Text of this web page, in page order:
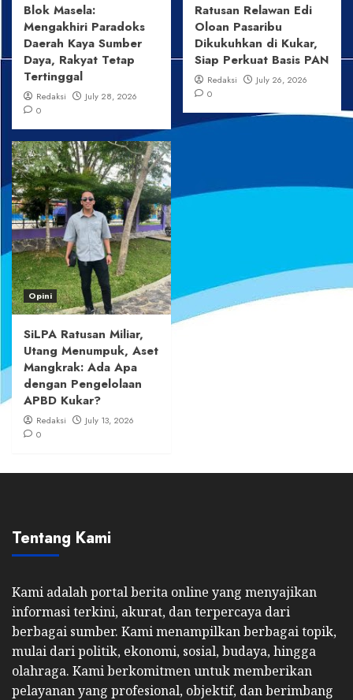
Blok Masela:
Mengakhiri Paradoks
Daerah Kaya Sumber
Daya, Rakyat Tetap
Tertinggal
Redaksi
July 28, 2026
0
Ratusan Relawan Edi
Oloan Pasaribu
Dikukuhkan di Kukar,
Siap Perkuat Basis PAN
Redaksi
July 26, 2026
0
Opini
SiLPA Ratusan Miliar,
Utang Menumpuk, Aset
Mangkrak: Ada Apa
dengan Pengelolaan
APBD Kukar?
Redaksi
July 13, 2026
0
Tentang Kami
Kami adalah portal berita online yang menyajikan
informasi terkini, akurat, dan terpercaya dari
berbagai sumber. Kami menampilkan berbagai topik,
mulai dari politik, ekonomi, sosial, budaya, hingga
olahraga. Kami berkomitmen untuk memberikan
pelayanan yang profesional, objektif, dan berimbang